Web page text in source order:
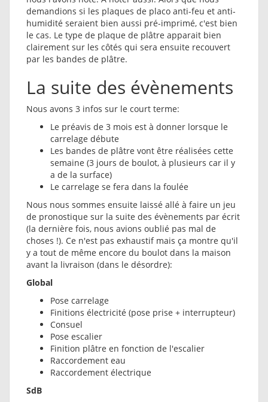
demandions si les plaques de placo anti-feu et anti-
humidité seraient bien aussi pré-imprimé, c'est bien
le cas. Le type de plaque de plâtre apparait bien
clairement sur les côtés qui sera ensuite recouvert
par les bandes de plâtre.
La suite des évènements
Nous avons 3 infos sur le court terme:
Le préavis de 3 mois est à donner lorsque le
carrelage débute
Les bandes de plâtre vont être réalisées cette
semaine (3 jours de boulot, à plusieurs car il y
a de la surface)
Le carrelage se fera dans la foulée
Nous nous sommes ensuite laissé allé à faire un jeu
de pronostique sur la suite des évènements par écrit
(la dernière fois, nous avions oublié pas mal de
choses !). Ce n'est pas exhaustif mais ça montre qu'il
y a tout de même encore du boulot dans la maison
avant la livraison (dans le désordre):
Global
Pose carrelage
Finitions électricité (pose prise + interrupteur)
Consuel
Pose escalier
Finition plâtre en fonction de l'escalier
Raccordement eau
Raccordement électrique
SdB